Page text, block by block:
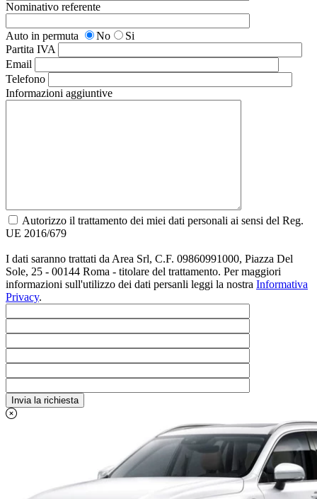
Nominativo referente
Auto in permuta No
Si
Partita IVA
Email
Telefono
Informazioni aggiuntive
Autorizzo il trattamento dei miei dati personali ai sensi del Reg.
UE 2016/679
I dati saranno trattati da Area Srl, C.F. 09860991000, Piazza Del
Sole, 25 - 00144 Roma - titolare del trattamento. Per maggiori
informazioni sull'utilizzo dei dati persanli leggi la nostra Informativa
Privacy.